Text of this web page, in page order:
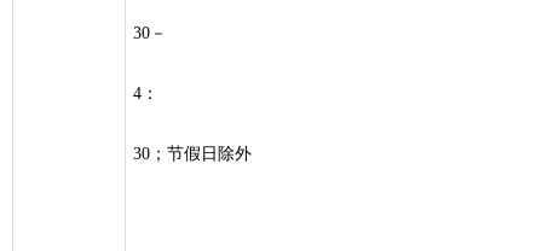
30－
4：
30；节假日除外